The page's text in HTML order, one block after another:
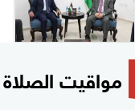
مواقيت الصلاة